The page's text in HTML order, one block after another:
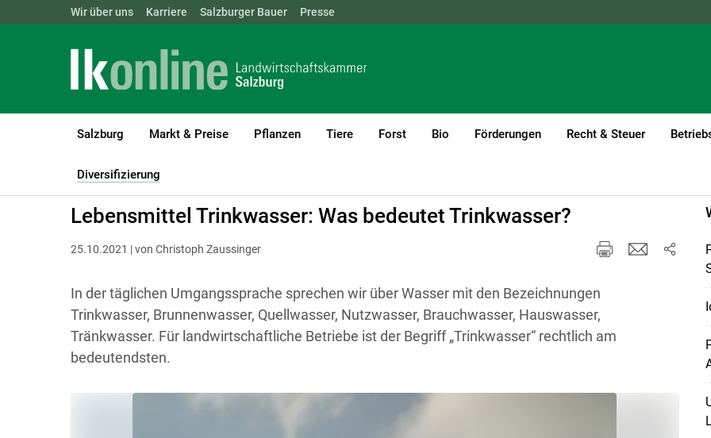
Landwirtschaftskammern: ÖSTERREICH BGLD KTN
Wir über uns Karriere Salzburger Bauer Presse
Salzburg Markt & Preise Pflanzen Tiere Forst Bio Förderungen Recht & Steuer
Diversifizierung
(current)1
LK Salzburg Diversifizierung
Lebensmittel Trinkwasser: Was bedeutet Trinkwasser?
25.10.2021 | von Christoph Zaussinger
In der täglichen Umgangssprache sprechen wir über Wasser mit den Bezeichnungen
Trinkwasser, Brunnenwasser, Quellwasser, Nutzwasser, Brauchwasser, Hauswasser,
Tränkwasser. Für landwirtschaftliche Betriebe ist der Begriff „Trinkwasser“ rechtlich am
bedeutendsten.